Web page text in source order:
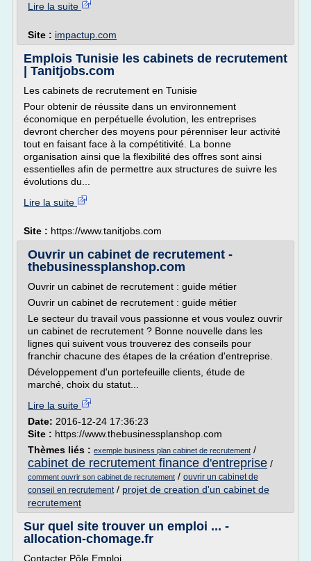
Lire la suite
Site : impactup.com
Emplois Tunisie les cabinets de recrutement
| Tanitjobs.com
Les cabinets de recrutement en Tunisie
Pour obtenir de réussite dans un environnement
économique en perpétuelle évolution, les entreprises
devront chercher des moyens pour pérenniser leur activité
tout en faisant face à la compétitivité. La bonne
organisation ainsi que la flexibilité des offres sont ainsi
essentielles afin de permettre aux structures de suivre les
évolutions du...
Lire la suite
Site : https://www.tanitjobs.com
Ouvrir un cabinet de recrutement -
thebusinessplanshop.com
Ouvrir un cabinet de recrutement : guide métier
Ouvrir un cabinet de recrutement : guide métier
Le secteur du travail vous passionne et vous voulez ouvrir
un cabinet de recrutement ? Bonne nouvelle dans les
lignes qui suivent vous trouverez des conseils pour
franchir chacune des étapes de la création d'entreprise.
Développement d'un portefeuille clients, étude de
marché, choix du statut...
Lire la suite
Date: 2016-12-24 17:36:23
Site : https://www.thebusinessplanshop.com
Thèmes liés : exemple business plan cabinet de recrutement /
cabinet de recrutement finance d'entreprise /
comment ouvrir son cabinet de recrutement / ouvrir un cabinet de
conseil en recrutement/ projet de creation d'un cabinet de
recrutement
Sur quel site trouver un emploi ... -
allocation-chomage.fr
Contacter Pôle Emploi